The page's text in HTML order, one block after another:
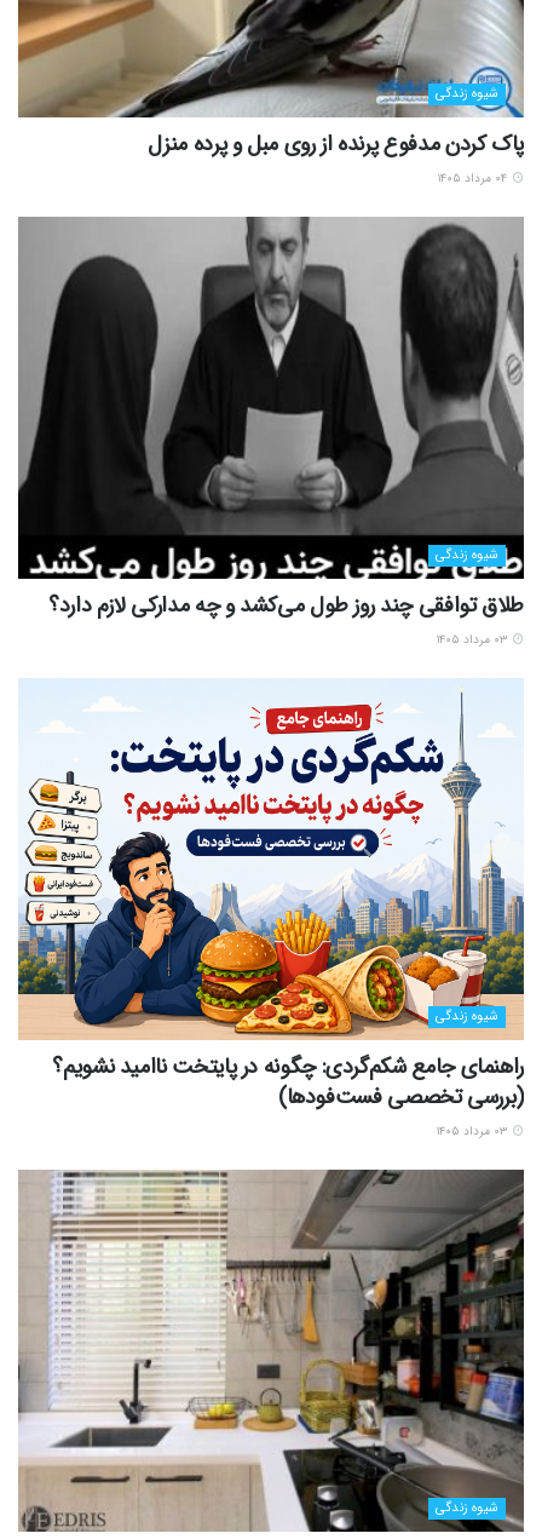
شیوه زندگی
پاک کردن مدفوع پرنده از روی مبل و پرده منزل
شیوه زندگی
طلاق توافقی چند روز طول می‌کشد و چه مدارکی لازم دارد؟
شیوه زندگی
راهنمای جامع شکم‌گردی: چگونه در پایتخت ناامید نشویم؟
(بررسی تخصصی فست‌فودها)
شیوه زندگی